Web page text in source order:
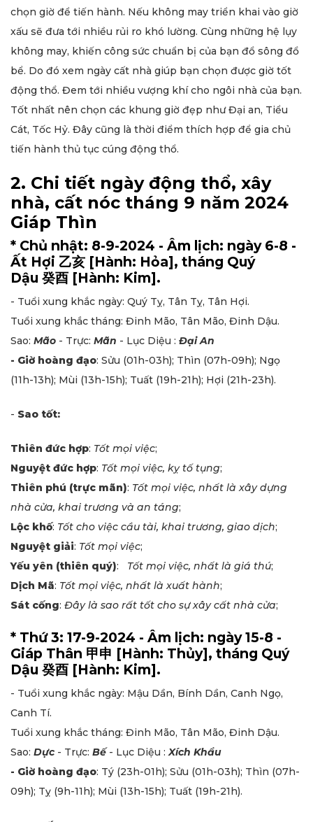
chọn giờ để tiến hành. Nếu không may triển khai vào giờ
xấu sẽ đưa tới nhiều rủi ro khó lường. Cùng những hệ lụy
không may, khiến công sức chuẩn bị của bạn đổ sông đổ
bể. Do đó xem ngày cất nhà giúp bạn chọn được giờ tốt
động thổ. Đem tới nhiều vượng khí cho ngôi nhà của bạn.
Tốt nhất nên chọn các khung giờ đẹp như Đại an, Tiểu
Cát, Tốc Hỷ. Đây cũng là thời điểm thích hợp để gia chủ
tiến hành thủ tục cúng động thổ.
2. Chi tiết ngày động thổ, xây
nhà, cất nóc tháng 9 năm 2024
Giáp Thìn
* Chủ nhật: 8-9-2024 - Âm lịch: ngày 6-8 -
Ất Hợi 乙亥 [Hành: Hỏa], tháng Quý
Dậu 癸酉 [Hành: Kim].
- Tuổi xung khắc ngày: Quý Tỵ, Tân Tỵ, Tân Hợi.
Tuổi xung khắc tháng: Đinh Mão, Tân Mão, Đinh Dậu.
Sao: Mão - Trực: Mãn - Lục Diệu : Đại An
- Giờ hoàng đạo: Sửu (01h-03h); Thìn (07h-09h); Ngọ
(11h-13h); Mùi (13h-15h); Tuất (19h-21h); Hợi (21h-23h).
- Sao tốt:
Thiên đức hợp: Tốt mọi việc;
Nguyệt đức hợp: Tốt mọi việc, kỵ tố tụng;
Thiên phú (trực mãn): Tốt mọi việc, nhất là xây dựng
nhà cửa, khai trương và an táng;
Lộc khố: Tốt cho việc cầu tài, khai trương, giao dịch;
Nguyệt giải: Tốt mọi việc;
Yếu yên (thiên quý): Tốt mọi việc, nhất là giá thú;
Dịch Mã: Tốt mọi việc, nhất là xuất hành;
Sát cống: Đây là sao rất tốt cho sự xây cất nhà cửa;
* Thứ 3: 17-9-2024 - Âm lịch: ngày 15-8 -
Giáp Thân 甲申 [Hành: Thủy], tháng Quý
Dậu 癸酉 [Hành: Kim].
- Tuổi xung khắc ngày: Mậu Dần, Bính Dần, Canh Ngọ,
Canh Tí.
Tuổi xung khắc tháng: Đinh Mão, Tân Mão, Đinh Dậu.
Sao: Dực- Trực: Bế- Lục Diệu :Xích Khẩu
- Giờ hoàng đạo: Tý (23h-01h); Sửu (01h-03h); Thìn (07h-
09h); Tỵ (9h-11h); Mùi (13h-15h); Tuất (19h-21h).